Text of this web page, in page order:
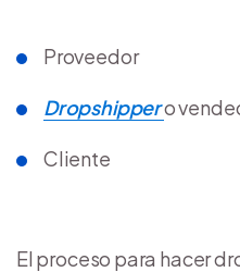
Proveedor
Dropshippero
Cliente
El proceso para hacer